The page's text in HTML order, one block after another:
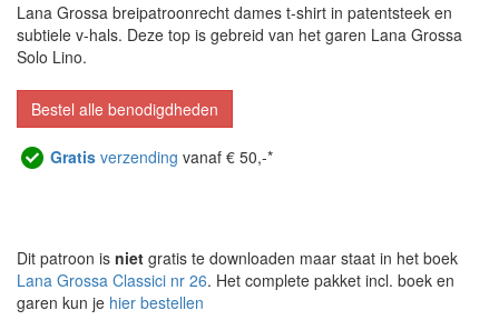
Lana Grossa breipatroonrecht dames t-shirt in patentsteek en
subtiele v-hals. Deze top is gebreid van het garen Lana Grossa
Solo Lino.
Bestel alle benodigdheden
Gratis verzending vanaf € 50,-*
Dit patroon is niet gratis te downloaden maar staat in het boek
Lana Grossa Classici nr 26. Het complete pakket incl. boek en
garen kun je hier bestellen